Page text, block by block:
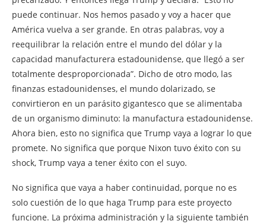
puede continuar. Nos hemos pasado y voy a hacer que
América vuelva a ser grande. En otras palabras, voy a
reequilibrar la relación entre el mundo del dólar y la
capacidad manufacturera estadounidense, que llegó a ser
totalmente desproporcionada”. Dicho de otro modo, las
finanzas estadounidenses, el mundo dolarizado, se
convirtieron en un parásito gigantesco que se alimentaba
de un organismo diminuto: la manufactura estadounidense.
Ahora bien, esto no significa que Trump vaya a lograr lo que
promete. No significa que porque Nixon tuvo éxito con su
shock, Trump vaya a tener éxito con el suyo.
No significa que vaya a haber continuidad, porque no es
solo cuestión de lo que haga Trump para este proyecto
funcione. La próxima administración y la siguiente también